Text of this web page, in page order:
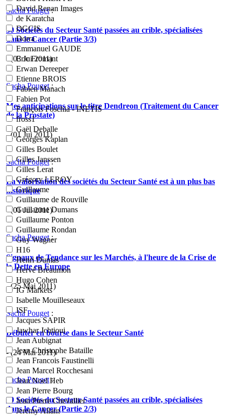
David Renan Images
de Karatcha
DGCIS
Dorra
Emmanuel GAUDE
Eric Fromant
Erwan Dereeper
Etienne BROIS
Fabien Manach
Fabien Pot
François Foschia - INETIS
fross1
Gaël Deballe
Georges Kaplan
Gilles Boulet
Gilles Janssen
Gilles Lerat
Grégory LEROY
Guillaume
Guillaume de Rouville
Guillaume Dumans
Guillaume Ponton
Guillaume Rondan
Guy Wagner
H16
Henri Dumas
Hervé Bréaumon
Hugo Cohen
IG Markets
Isabelle Mouilleseaux
ISF
Jacques SAPIR
Jawhar Jchtioui
Jean Aubignat
Jean Christophe Bataille
Jean Francois Faustinelli
Jean Marcel Rocchesani
Jean Noel Heb
Jean Pierre Bourg
Jean Pierre Chevallier
Jeremy Allam
Sacha Pouget:
30 Sociétés du Secteur Santé passées au crible, spécialisées
dans le Cancer (Partie 3/3)
- (03 Jui 2011)
Sacha Pouget:
Mes anticipations sur le titre Dendreon (Traitement du Cancer
de la Prostate)
- (01 Jui 2011)
Sacha Pouget:
La valorisation des sociétés du Secteur Santé est à un plus bas
historique
- (01 Jui 2011)
Sacha Pouget:
Signaux de Tendance sur les Marchés, à l'heure de la Crise de
la Dette en Europe
- (25 Mai 2011)
Sacha Pouget :
Débuter en bourse dans le Secteur Santé
- (24 Mai 2011)
Sacha Pouget:
30 Sociétés du Secteur Santé passées au crible, spécialisées
dans le Cancer (Partie 2/3)